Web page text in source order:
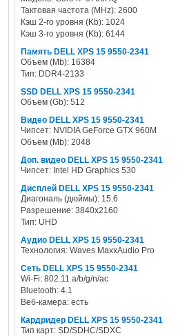
Тактовая частота (MHz): 2600
Кэш 2-го уровня (Kb): 1024
Кэш 3-го уровня (Kb): 6144
Память DELL XPS 15 9550-2341
Объем (Mb): 16384
Тип: DDR4-2133
SSD DELL XPS 15 9550-2341
Объем (Gb): 512
Видео DELL XPS 15 9550-2341
Чипсет: NVIDIA GeForce GTX 960M
Объем (Mb): 2048
Доп. видео DELL XPS 15 9550-2341
Чипсет: Intel HD Graphics 530
Дисплей DELL XPS 15 9550-2341
Диагональ (дюймы): 15.6
Разрешение: 3840x2160
Тип: UHD
Аудио DELL XPS 15 9550-2341
Технология: Waves MaxxAudio Pro
Сеть DELL XPS 15 9550-2341
Wi-Fi: 802.11 a/b/g/n/ac
Bluetooth: 4.1
Веб-камера: есть
Кардридер DELL XPS 15 9550-2341
Тип карт: SD/SDHC/SDXC